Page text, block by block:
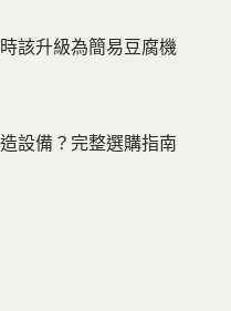
該升級為簡易豆腐機
設備？完整選購指南